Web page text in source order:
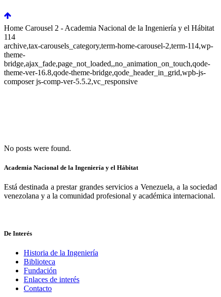
Home Carousel 2 - Academia Nacional de la Ingeniería y el Hábitat
114
archive,tax-carousels_category,term-home-carousel-2,term-114,wp-
theme-
bridge,ajax_fade,page_not_loaded,,no_animation_on_touch,qode-
theme-ver-16.8,qode-theme-bridge,qode_header_in_grid,wpb-js-
composer js-comp-ver-5.5.2,vc_responsive
No posts were found.
Academia Nacional de la Ingeniería y el Hábitat
Está destinada a prestar grandes servicios a Venezuela, a la sociedad
venezolana y a la comunidad profesional y académica internacional.
De Interés
Historia de la Ingeniería
Biblioteca
Fundación
Enlaces de interés
Contacto